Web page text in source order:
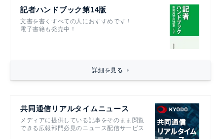
記者ハンドブック第14版
文書を書くすべての人におすすめです！
電子書籍も発売中！
詳細を見る
共同通信リアルタイムニュース
メディアに提供している記事をそのまま閲覧
できる広報部門必見のニュース配信サービス